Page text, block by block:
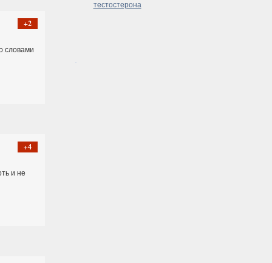
+2
словами
+4
и не
тестостерона